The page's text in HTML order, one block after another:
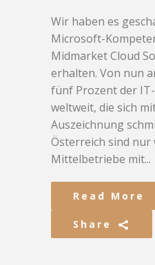
Wir haben es
Microsoft-
Midmarket Cloud
erhalten. Von nun
fünf Prozent der
weltweit, die sich
Auszeichnung
Österreich sind nur
Mittelbetriebe mit...
Read More
Share